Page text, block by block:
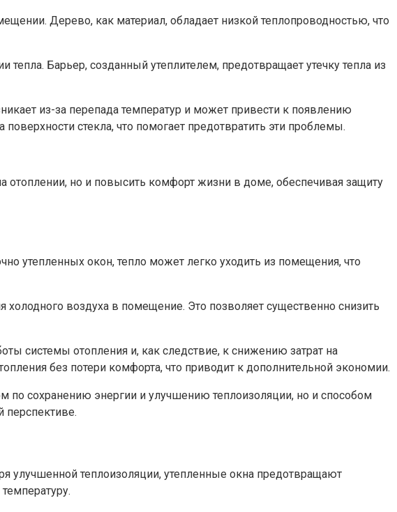
Дерево, как материал, обладает низкой теплопроводностью, что
Барьер, созданный утеплителем, предотвращает утечку тепла из
из-за перепада температур и может привести к появлению
стекла, что помогает предотвратить эти проблемы.​
отоплении, но и повысить комфорт жизни в доме, обеспечивая защиту
утепленных окон, тепло может легко уходить из помещения, что
воздуха в помещение.​ Это позволяет существенно снизить
системы отопления и, как следствие, к снижению затрат на
без потери комфорта, что приводит к дополнительной экономии.​
по сохранению энергии и улучшению теплоизоляции, но и способом
перспективе.​
улучшенной теплоизоляции, утепленные окна предотвращают